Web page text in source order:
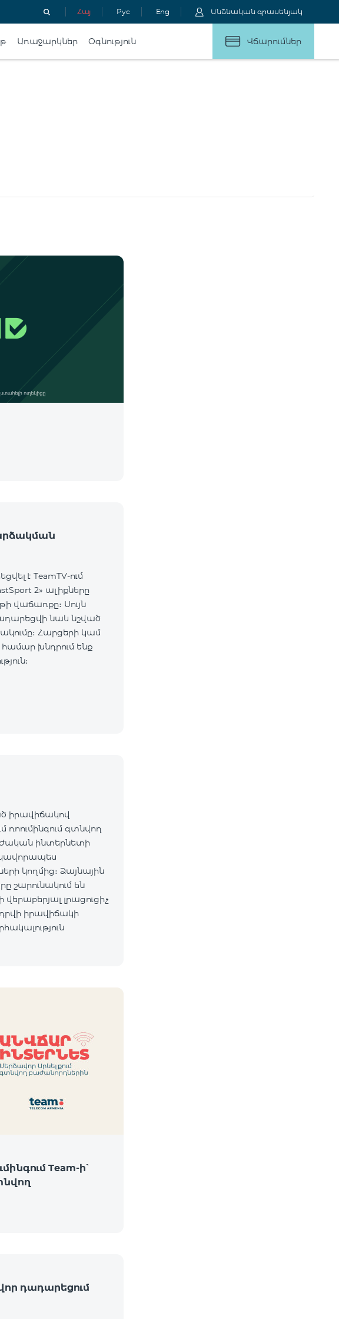
Հայ Рус Eng Անձնական գրասենյակ
Առաջարկներ Օգնություն Վճարումներ
է TeamTV-ում
2» ալիքները
Սույն
նաև նշված
կամ
համար խնդրում ենք
իրավիճակով
ռոումինգում գտնվող
ինտերնետի
կողմից։ Ձայնային
շարունակում են
վերաբերյալ լրացուցիչ
իրավիճակի
Team-ի՝
դադարեցում